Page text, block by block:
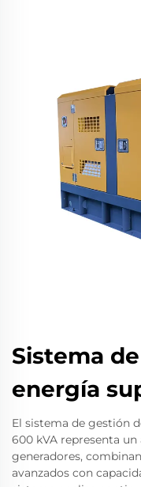
Sistema
energía
El sistema de gestión
600 kVA representa
generadores,
avanzados con